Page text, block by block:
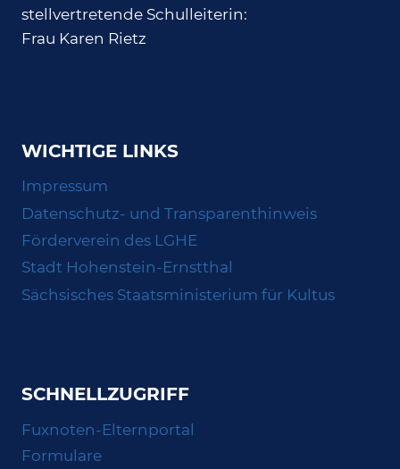
stellvertretende Schulleiterin:
Frau Karen Rietz
WICHTIGE LINKS
Impressum
Datenschutz- und Transparenthinweis
Förderverein des LGHE
Stadt Hohenstein-Ernstthal
Sächsisches Staatsministerium für Kultus
SCHNELLZUGRIFF
Fuxnoten-Elternportal
Formulare